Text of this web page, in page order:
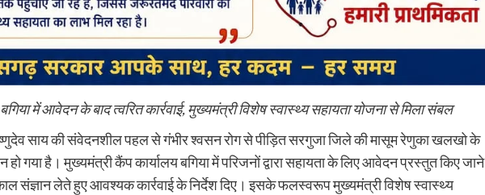
में आवेदन के बाद त्वरित कार्रवाई, मुख्यमंत्री विशेष स्वास्थ्य सहायता योजना से मिला संबल
साय की संवेदनशील पहल से गंभीर श्वसन रोग से पीड़ित सरगुजा जिले की मासूम रेणुका खलखो के
हो गया है। मुख्यमंत्री कैंप कार्यालय बगिया में परिजनों द्वारा सहायता के लिए आवेदन प्रस्तुत किए जाने
संज्ञान लेते हुए आवश्यक कार्रवाई के निर्देश दिए। इसके फलस्वरूप मुख्यमंत्री विशेष स्वास्थ्य